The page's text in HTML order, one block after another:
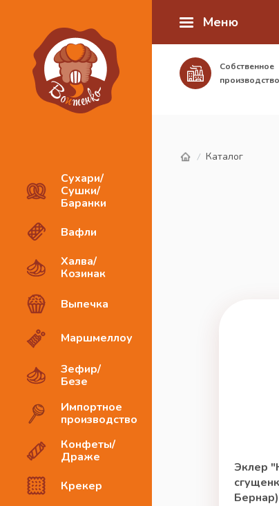
Сухари/
Сушки/
Баранки
Вафли
Халва/
Козинак
Выпечка
Маршмеллоу
Зефир/
Безе
Импортное
производство
Конфеты/
Драже
Крекер
Меню
Собственное
производство
/ Каталог
Эклер
Бернар)